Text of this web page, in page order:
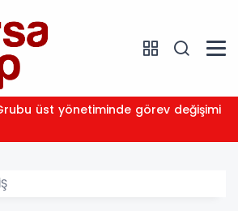
üst yönetiminde görev değişimi